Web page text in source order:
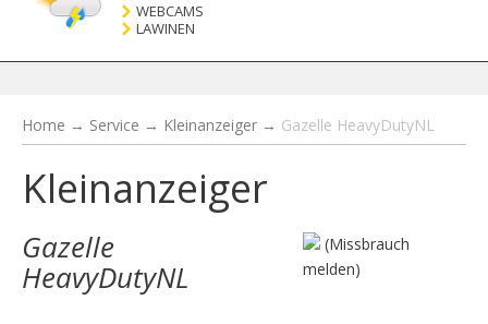
WEBCAMS
LAWINEN
Home → Service → Kleinanzeiger → Gazelle HeavyDutyNL
Kleinanzeiger
Gazelle
HeavyDutyNL
(Missbrauch
melden)